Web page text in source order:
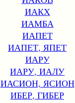
ИАКХ
ИАМБА
ИАПЕТ
ИАПЕТ, ЯПЕТ
ИАРУ
ИАРУ, ИАЛУ
ИАСИОН, ЯСИОН
ИБЕР, ГИБЕР